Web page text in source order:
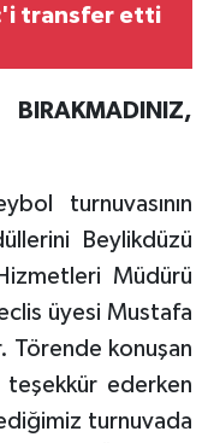
transfer etti
turnuvasının
Beylikdüzü
Müdürü
üyesi Mustafa
Törende konuşan
teşekkür ederken
turnuvada